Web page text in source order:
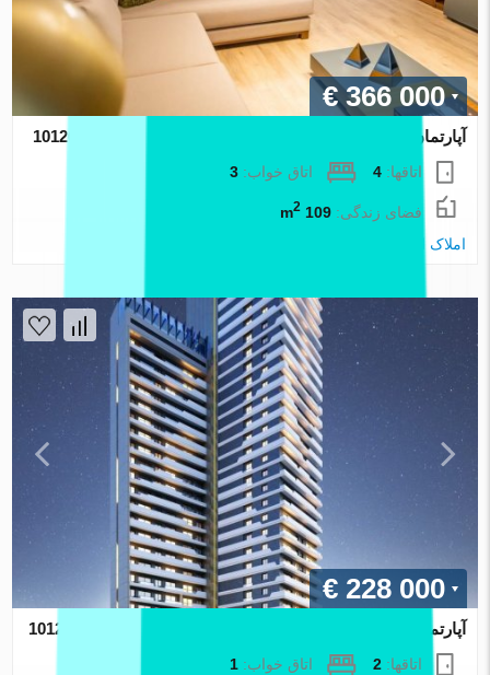
€ 366 000
آپارتمان در Izmir ، ترکیه 3 خوابه ، 109 متر مربع. شماره 101260
اتاقها:4 اتاق خواب:3
فضای زندگی:109 m
2
املاک اطلس
€ 228 000
آپارتمان در Izmir ، ترکیه 1 خوابه ، 48.8 متر مربع. شماره 101250
اتاقها:2 اتاق خواب:1